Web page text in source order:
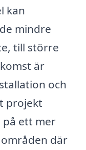
kan
mindre
till större
är
och
projekt
på ett mer
där